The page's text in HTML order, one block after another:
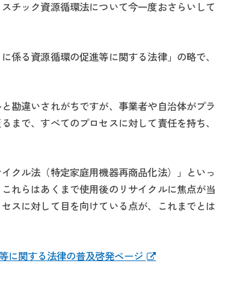
チック資源循環法について今一度おさらいして
係る資源循環の促進等に関する法律」の略で、
勘違いされがちですが、事業者や自治体がプラ
まで、すべてのプロセスに対して責任を持ち、
クル法（特定家庭用機器再商品化法）」といっ
れらはあくまで使用後のリサイクルに焦点が当
スに対して目を向けている点が、これまでとは
に関する法律の普及啓発ページ